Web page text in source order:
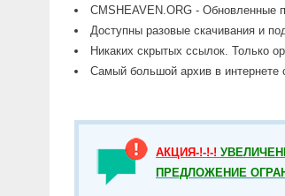
CMSHEAVEN.ORG - Обновленные
Доступны разовые скачивания и
Никаких скрытых ссылок. Только
Самый большой архив в интернете
АКЦИЯ-!-!-!
ПРЕДЛОЖЕНИЕ